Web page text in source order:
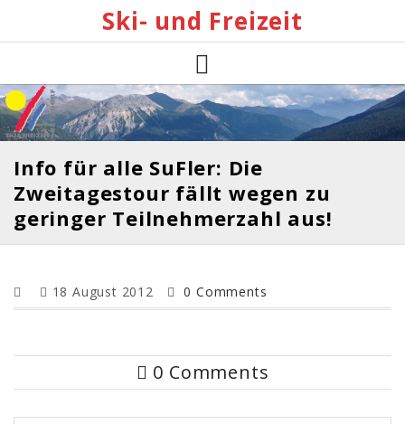
Ski- und Freizeit
Info für alle SuFler: Die
Zweitagestour fällt wegen zu
geringer Teilnehmerzahl aus!
18 August 2012 0 Comments
0 Comments